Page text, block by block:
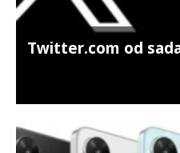
Twitter.com od